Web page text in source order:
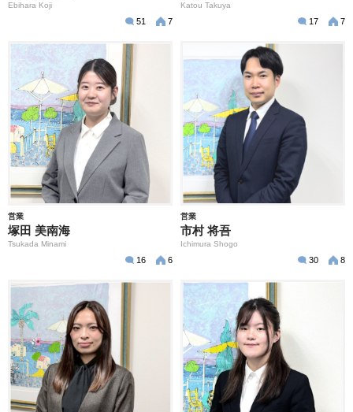
Ebihara Koji
51 7
Katou Takuya
17 7
営業
塚田 美南海
Tsukada Minami
16 6
営業
市村 将吾
Ichimura Shogo
30 8